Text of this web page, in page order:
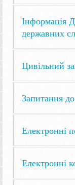
державних
Цивільний
Запитання
Електронні
Електронні